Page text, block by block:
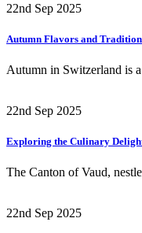
22nd Sep 2025
Autumn Flavors and
Autumn in Switzerland is
22nd Sep 2025
Exploring the Culinary
The Canton of Vaud,
22nd Sep 2025